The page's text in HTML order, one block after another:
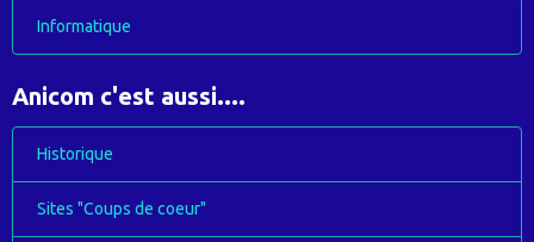
Informatique
Anicom c'est aussi....
Historique
Sites "Coups de coeur"